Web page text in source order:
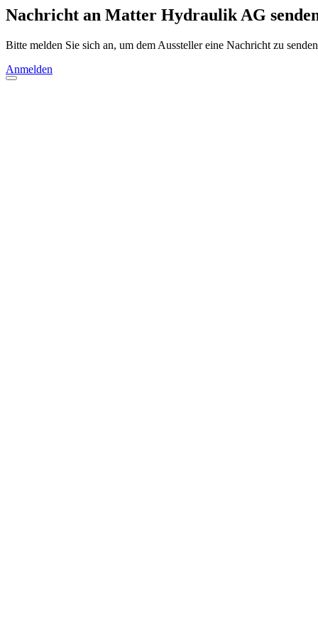
Nachricht an Matter Hydraulik AG
Bitte melden Sie sich an, um dem Aussteller eine Nachricht zu
Anmelden